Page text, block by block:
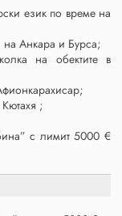
език по време на
Анкара и Бурса;
на обектите в
;
с лимит 5000 €